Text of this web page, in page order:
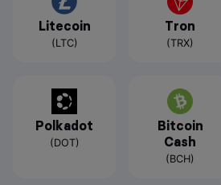
Litecoin
(LTC)
Tron
(TRX)
Polkadot
(DOT)
Bitcoin
Cash
(BCH)